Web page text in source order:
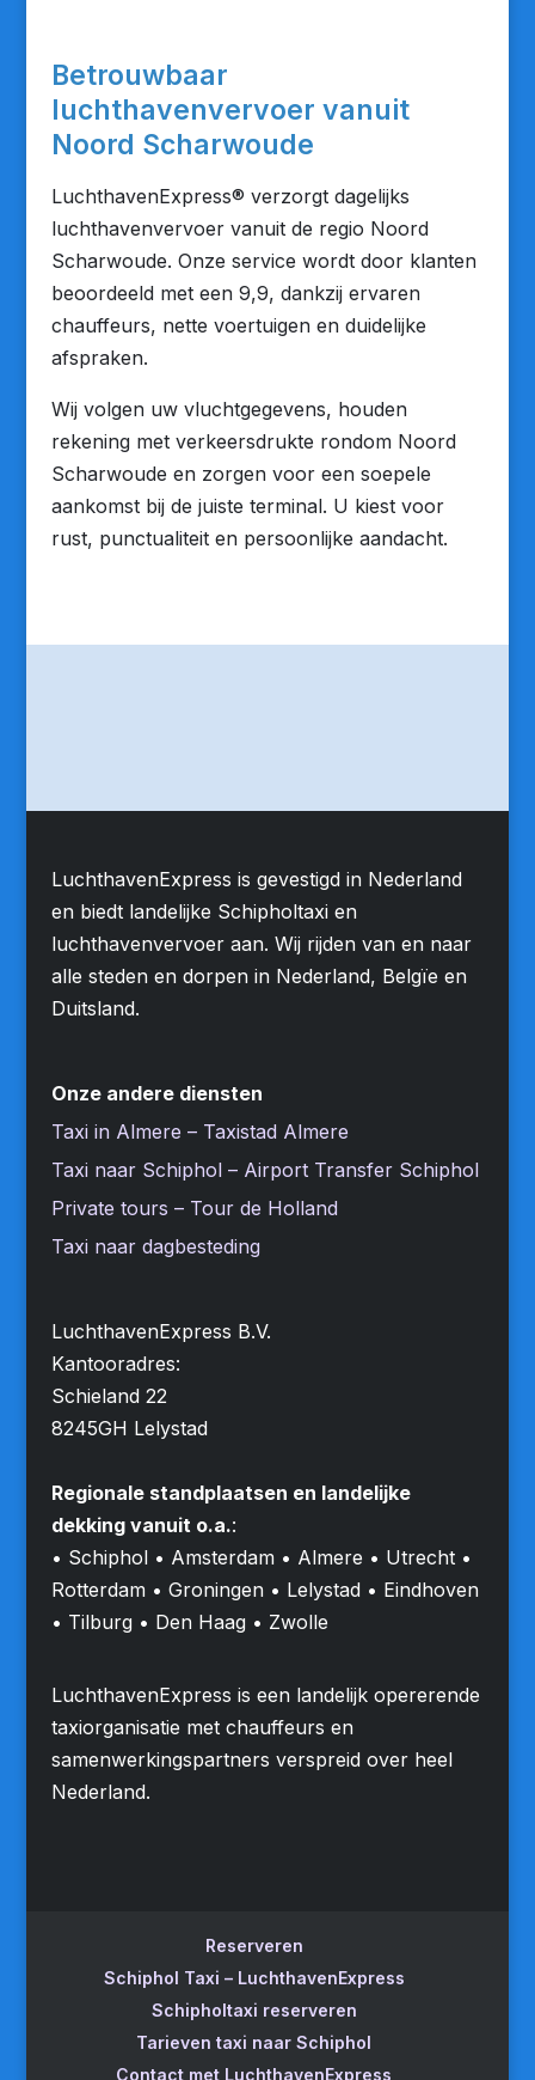
Betrouwbaar
luchthavenvervoer vanuit
Noord Scharwoude
LuchthavenExpress® verzorgt dagelijks
luchthavenvervoer vanuit de regio Noord
Scharwoude. Onze service wordt door klanten
beoordeeld met een 9,9, dankzij ervaren
chauffeurs, nette voertuigen en duidelijke
afspraken.
Wij volgen uw vluchtgegevens, houden
rekening met verkeersdrukte rondom Noord
Scharwoude en zorgen voor een soepele
aankomst bij de juiste terminal. U kiest voor
rust, punctualiteit en persoonlijke aandacht.
LuchthavenExpress is gevestigd in Nederland
en biedt landelijke Schipholtaxi en
luchthavenvervoer aan. Wij rijden van en naar
alle steden en dorpen in Nederland, Belgïe en
Duitsland.
Onze andere diensten
Taxi in Almere – Taxistad Almere
Taxi naar Schiphol – Airport Transfer Schiphol
Private tours – Tour de Holland
Taxi naar dagbesteding
LuchthavenExpress B.V.
Kantooradres:
Schieland 22
8245GH Lelystad
Regionale standplaatsen en landelijke
dekking vanuit o.a.:
• Schiphol • Amsterdam • Almere • Utrecht •
Rotterdam • Groningen • Lelystad • Eindhoven
• Tilburg • Den Haag • Zwolle
LuchthavenExpress is een landelijk opererende
taxiorganisatie met chauffeurs en
samenwerkingspartners verspreid over heel
Nederland.
Reserveren
Schiphol Taxi – LuchthavenExpress
Schipholtaxi reserveren
Tarieven taxi naar Schiphol
Contact met LuchthavenExpress